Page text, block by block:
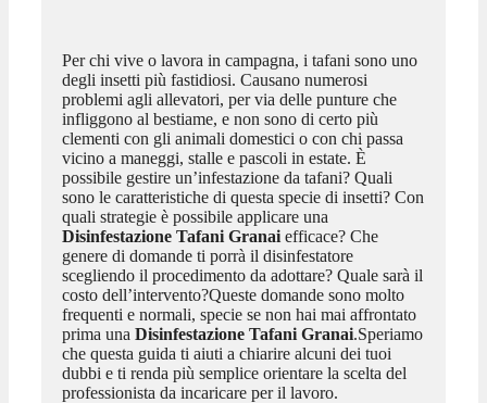
Per chi vive o lavora in campagna, i tafani sono uno
degli insetti più fastidiosi. Causano numerosi
problemi agli allevatori, per via delle punture che
infliggono al bestiame, e non sono di certo più
clementi con gli animali domestici o con chi passa
vicino a maneggi, stalle e pascoli in estate. È
possibile gestire un’infestazione da tafani? Quali
sono le caratteristiche di questa specie di insetti? Con
quali strategie è possibile applicare una
Disinfestazione Tafani Granaiefficace? Che
genere di domande ti porrà il disinfestatore
scegliendo il procedimento da adottare? Quale sarà il
costo dell’intervento?Queste domande sono molto
frequenti e normali, specie se non hai mai affrontato
prima una Disinfestazione Tafani Granai.Speriamo
che questa guida ti aiuti a chiarire alcuni dei tuoi
dubbi e ti renda più semplice orientare la scelta del
professionista da incaricare per il lavoro.